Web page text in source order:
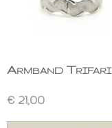
Armband Trifari
€ 21,00